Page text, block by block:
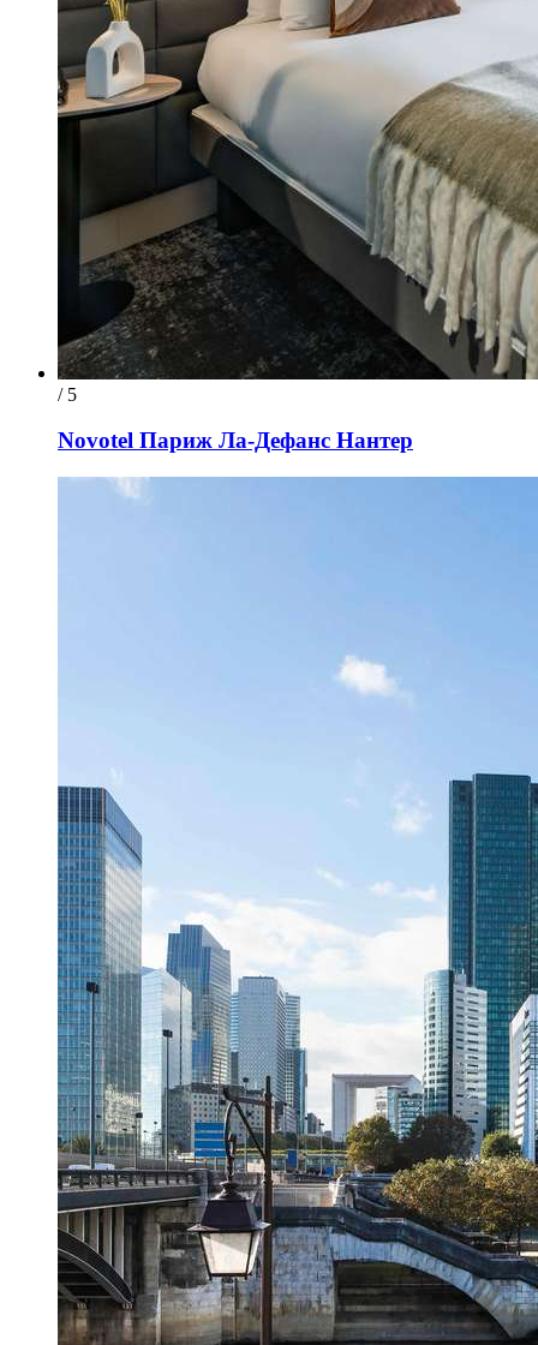
/ 5
Novotel Париж Ла-Дефанс Нантер